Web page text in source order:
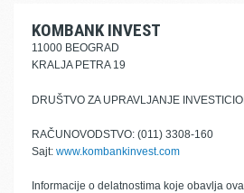
KOMBANK INVEST
11000 BEOGRAD
KRALJA PETRA 19
DRUŠTVO ZA UPRAVLJANJE
RAČUNOVODSTVO: (011) 3308-160
Sajt: www.kombankinvest.com
Informacije o delatnostima koje obavlja